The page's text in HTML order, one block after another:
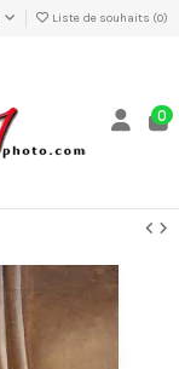
Liste de souhaits (0)
0